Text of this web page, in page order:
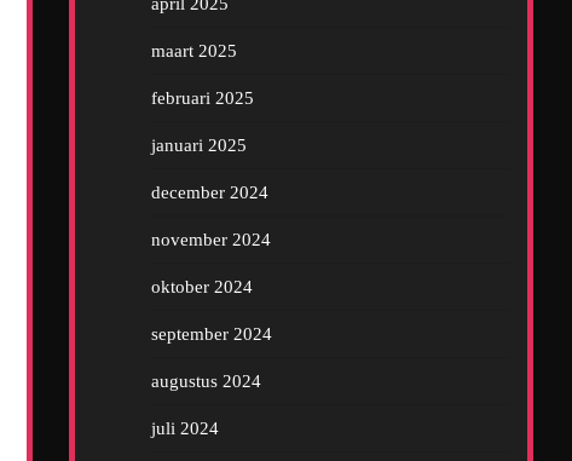
maart 2025
februari 2025
januari 2025
december 2024
november 2024
oktober 2024
september 2024
augustus 2024
juli 2024